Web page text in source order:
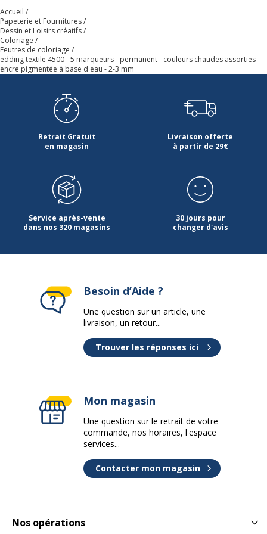
ligne (mm)
Matériau d'embout
Matériau du produit Plastique, Polypropylène (PP)
Permanent
Séchage rapide
Type d'encre
Encre pigmentée à base
couleurs de l'image
d'une couleur différente
Données d'identification
Données d'identification
Code barre maitre 4057305013101
Référence produit fabricant
Données logistiques
Données logistiques
Hauteur emballée 1.7 cm
Largeur emballée 1.7 cm
Accueil
Papeterie et Fournitures
Dessin et Loisirs créatifs
Coloriage
Feutres de coloriage
edding textile 4500 - 5 marqueurs - permanent - couleurs chaudes assorties -
encre pigmentée à base d'eau - 2-3 mm
Retrait Gratuit
en magasin
Livraison offerte
à partir de 29€
Service après-vente
dans nos 320 magasins
30 jours pour
changer d'avis
Nos opérations
Besoin d’Aide ?
Une question sur un article, une
livraison, un retour...
Trouver les réponses ici
Mon magasin
Une question sur le retrait de votre
commande, nos horaires, l'espace
services...
Contacter mon magasin